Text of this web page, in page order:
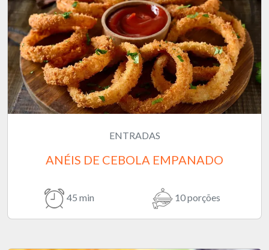
ENTRADAS
ANÉIS DE CEBOLA EMPANADO
45 min 10 porções